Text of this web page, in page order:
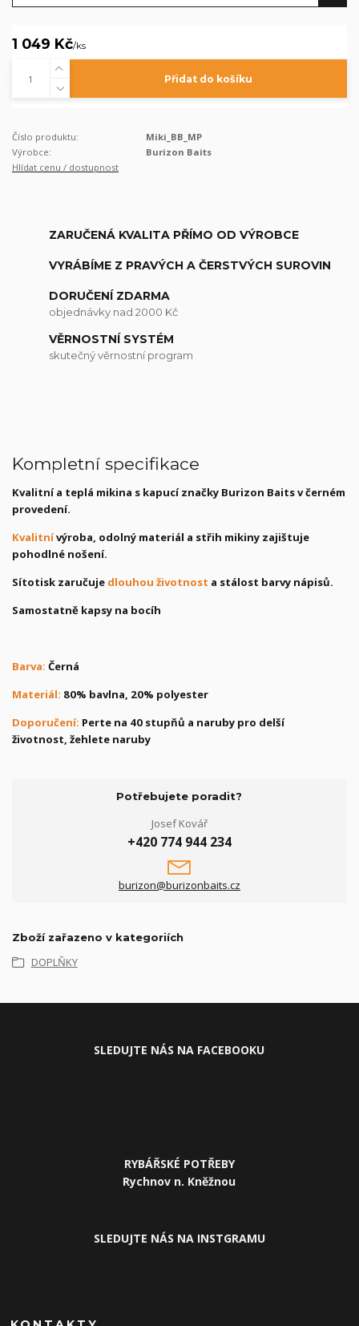
1 049 Kč/ks
Přidat do košíku
Číslo produktu:
Miki_BB_MP
Výrobce:
Burizon Baits
Hlídat cenu / dostupnost
ZARUČENÁ KVALITA PŘÍMO OD VÝROBCE
VYRÁBÍME Z PRAVÝCH A ČERSTVÝCH SUROVIN
DORUČENÍ ZDARMA
objednávky nad 2000 Kč
VĚRNOSTNÍ SYSTÉM
skutečný věrnostní program
Kompletní specifikace
Kvalitní a teplá mikina s kapucí značky Burizon Baits v černém
provedení.
Kvalitnívýroba, odolný materiál a střih mikiny zajištuje
pohodlné nošení.
Sítotisk zaručuje dlouhou životnost a stálost barvy nápisů.
Samostatně kapsy na bocíh
Barva: Černá
Materiál: 80% bavlna, 20% polyester
Doporučení: Perte na 40 stupňů a naruby pro delší
životnost, žehlete naruby
Potřebujete poradit?
Josef Kovář
+420 774 944 234
burizon@burizonbaits.cz
Zboží zařazeno v kategoriích
DOPLŇKY
SLEDUJTE NÁS NA FACEBOOKU
RYBÁŘSKÉ POTŘEBY
Rychnov n. Kněžnou
SLEDUJTE NÁS NA INSTGRAMU